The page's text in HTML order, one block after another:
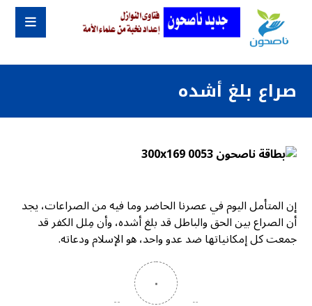
صراع بلغ أشده
إن المتأمل اليوم في عصرنا الحاضر وما فيه من الصراعات، يجد
أن الصراع بين الحق والباطل قد بلغ أشده، وأن مِلل الكفر قد
جمعت كل إمكانياتها ضد عدو واحد، هو الإسلام ودعاته.
٠